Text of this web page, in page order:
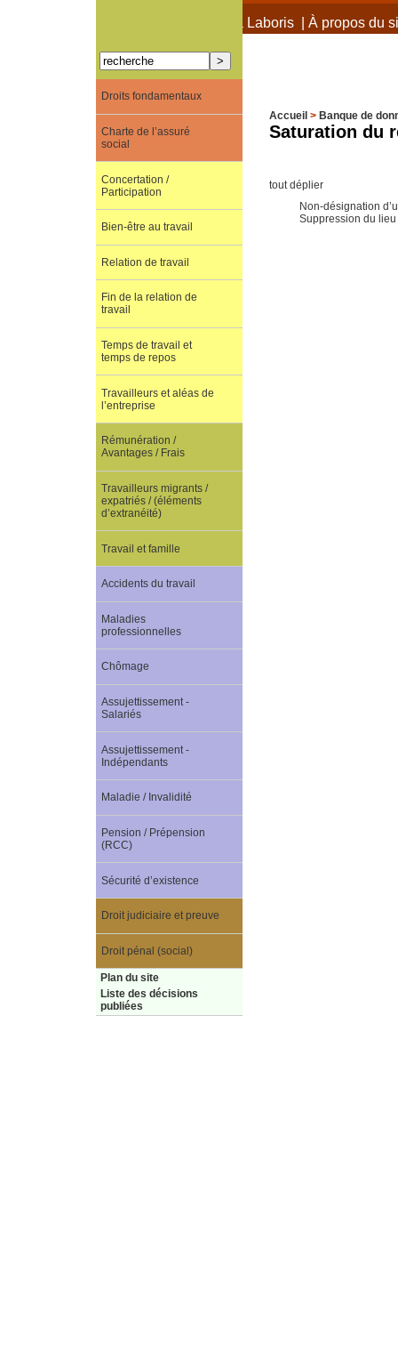
À propos de Terra Laboris| À propos du
Accueil > Banque de
Saturation du
tout déplier
Non-désignation
Suppression du lieu
Droits fondamentaux
Charte de l’assuré
social
Concertation /
Participation
Bien-être au travail
Relation de travail
Fin de la relation de
travail
Temps de travail et
temps de repos
Travailleurs et aléas de
l’entreprise
Rémunération /
Avantages / Frais
Travailleurs migrants /
expatriés / (éléments
d’extranéité)
Travail et famille
Accidents du travail
Maladies
professionnelles
Chômage
Assujettissement -
Salariés
Assujettissement -
Indépendants
Maladie / Invalidité
Pension / Prépension
(RCC)
Sécurité d’existence
Droit judiciaire et preuve
Droit pénal (social)
Plan du site
Liste des décisions
publiées